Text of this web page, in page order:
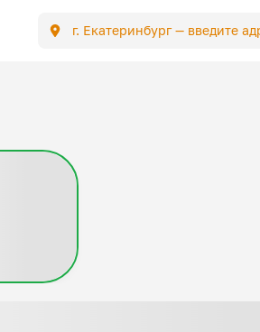
г. Екатеринбург — введите